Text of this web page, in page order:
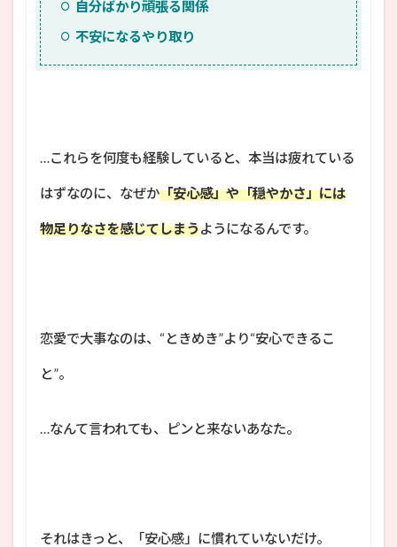
自分ばかり頑張る関係
不安になるやり取り
…これらを何度も経験していると、本当は疲れている
はずなのに、なぜか「安心感」や「穏やかさ」には
物足りなさを感じてしまうようになるんです。
恋愛で大事なのは、“ときめき”より“安心できるこ
と”。
…なんて言われても、ピンと来ないあなた。
それはきっと、「安心感」に慣れていないだけ。